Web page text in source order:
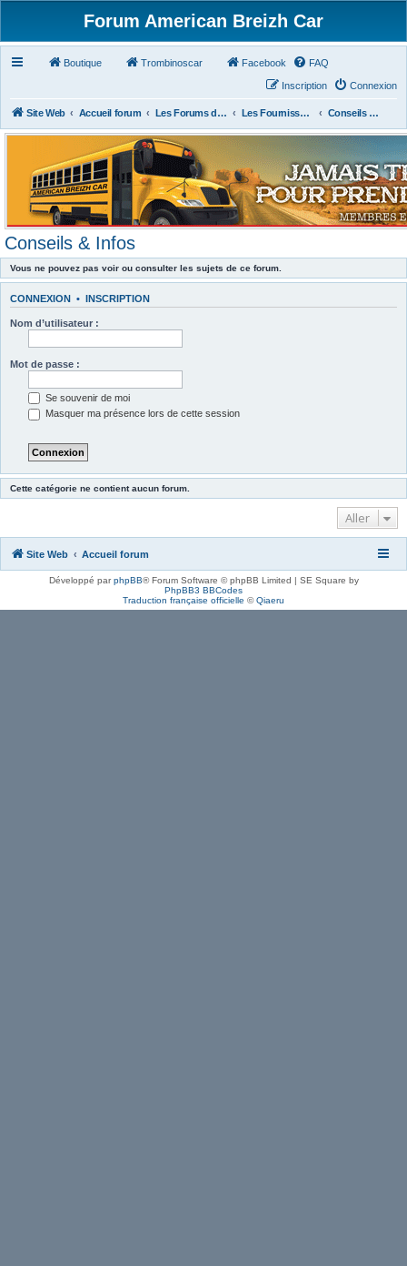
Forum American Breizh Car
Boutique Trombinoscar Facebook FAQ
Connexion
Inscription
Site Web Accueil forum Les Forums des Membres du Club Les Fournisseurs Américains ou Français Conseils & Infos
Conseils & Infos
Vous ne pouvez pas voir ou consulter les sujets de ce forum.
CONNEXION • INSCRIPTION
Nom d’utilisateur :
Mot de passe :
Se souvenir de moi
Masquer ma présence lors de cette session
Cette catégorie ne contient aucun forum.
Aller
Site Web Accueil forum
Développé parphpBB® Forum Software © phpBB Limited | SE Square by
PhpBB3 BBCodes
Traduction française officielle ©Qiaeru